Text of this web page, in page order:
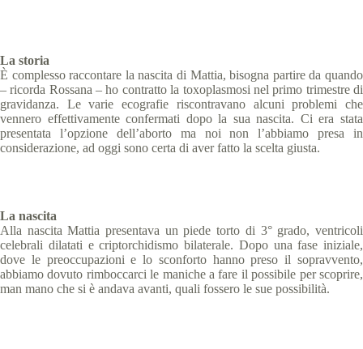
La storia
È complesso raccontare la nascita di Mattia, bisogna partire da quando
– ricorda Rossana – ho contratto la toxoplasmosi nel primo trimestre di
gravidanza. Le varie ecografie riscontravano alcuni problemi che
vennero effettivamente confermati dopo la sua nascita. Ci era stata
presentata l’opzione dell’aborto ma noi non l’abbiamo presa in
considerazione, ad oggi sono certa di aver fatto la scelta giusta.
La nascita
Alla nascita Mattia presentava un piede torto di 3° grado, ventricoli
celebrali dilatati ecriptorchidismo bilaterale. Dopo una fase iniziale,
dove le preoccupazioni e lo sconforto hanno preso il sopravvento,
abbiamo dovuto rimboccarci le maniche a fare il possibile per scoprire,
man mano che si è andava avanti, quali fossero le sue possibilità.